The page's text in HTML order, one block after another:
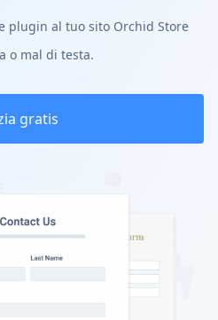
plugin al tuo sito Orchid Store
o mal di testa.
gratis